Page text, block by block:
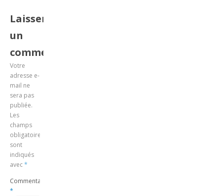
Laisser
un
commentaire
Votre
adresse e-
mail ne
sera pas
publiée.
Les
champs
obligatoires
sont
indiqués
avec*
Commentaire
*